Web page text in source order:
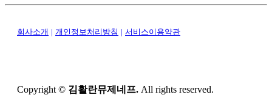
회사소개 | 개인정보처리방침 | 서비스이용약관
Copyright © 김활란뮤제네프. All rights reserved.